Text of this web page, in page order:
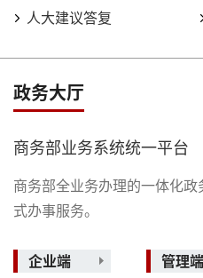
人大建议答复
政务大厅
商务部业务系统统一平台
商务部全业务办理的一体化
式办事服务。
企业端 管理端